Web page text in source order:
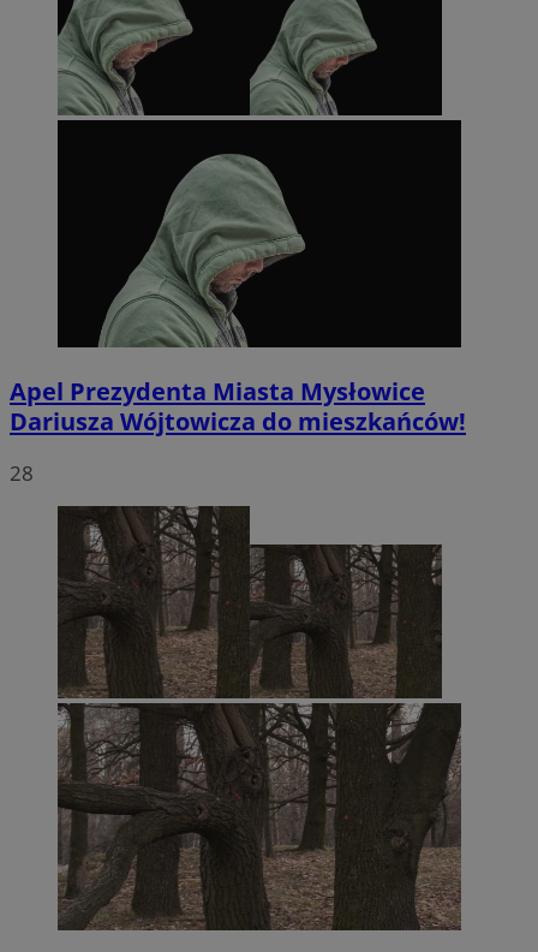
Apel Prezydenta Miasta Mysłowice
Dariusza Wójtowicza do mieszkańców!
28